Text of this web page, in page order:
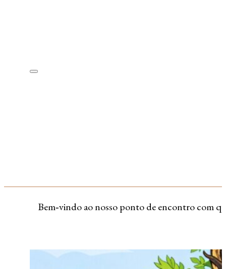
Bem‑vindo ao nosso ponto de encontro com